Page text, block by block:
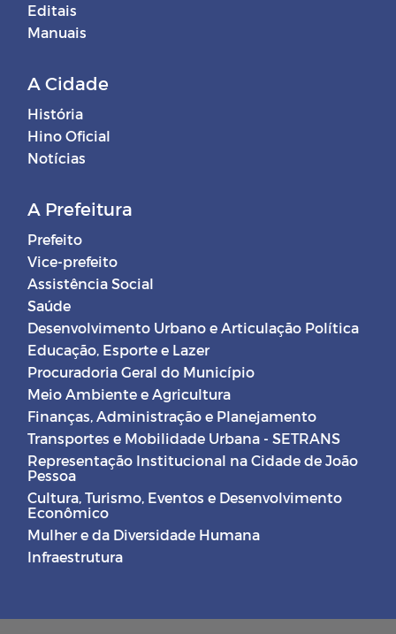
Editais
Manuais
A Cidade
História
Hino Oficial
Notícias
A Prefeitura
Prefeito
Vice-prefeito
Assistência Social
Saúde
Desenvolvimento Urbano e Articulação Política
Educação, Esporte e Lazer
Procuradoria Geral do Município
Meio Ambiente e Agricultura
Finanças, Administração e Planejamento
Transportes e Mobilidade Urbana - SETRANS
Representação Institucional na Cidade de João
Pessoa
Cultura, Turismo, Eventos e Desenvolvimento
Econômico
Mulher e da Diversidade Humana
Infraestrutura